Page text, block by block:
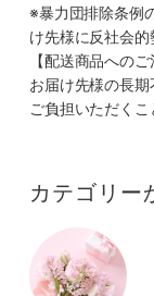
※暴力団排除条例
け先様に反社会
【配送商品へのご
お届け先様の長
ご負担いただく
カテゴリー